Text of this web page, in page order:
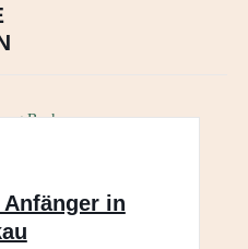
in